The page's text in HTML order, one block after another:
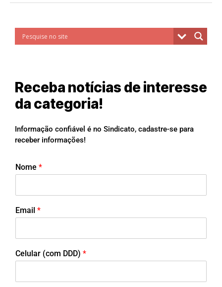
Receba notícias de interesse
da categoria!
Informação confiável é no Sindicato, cadastre-se para
receber informações!
Nome *
Email *
Celular (com DDD) *